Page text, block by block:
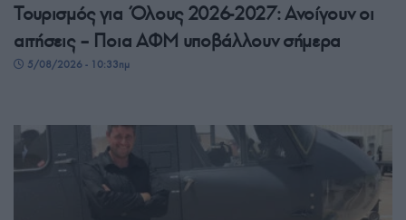
Τουρισμός για Όλους 2026-2027: Ανοίγουν οι
αιτήσεις – Ποια ΑΦΜ υποβάλλουν σήμερα
5/08/2026 - 10:33πμ